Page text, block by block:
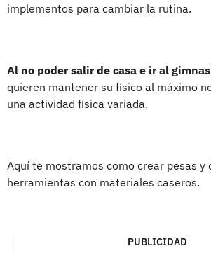
implementos para cambiar la rutina.
Al no poder salir de casa e ir al
quieren mantener su físico al máximo
una actividad física variada.
Aquí te mostramos como crear pesas y
herramientas con materiales caseros.
PUBLICIDAD